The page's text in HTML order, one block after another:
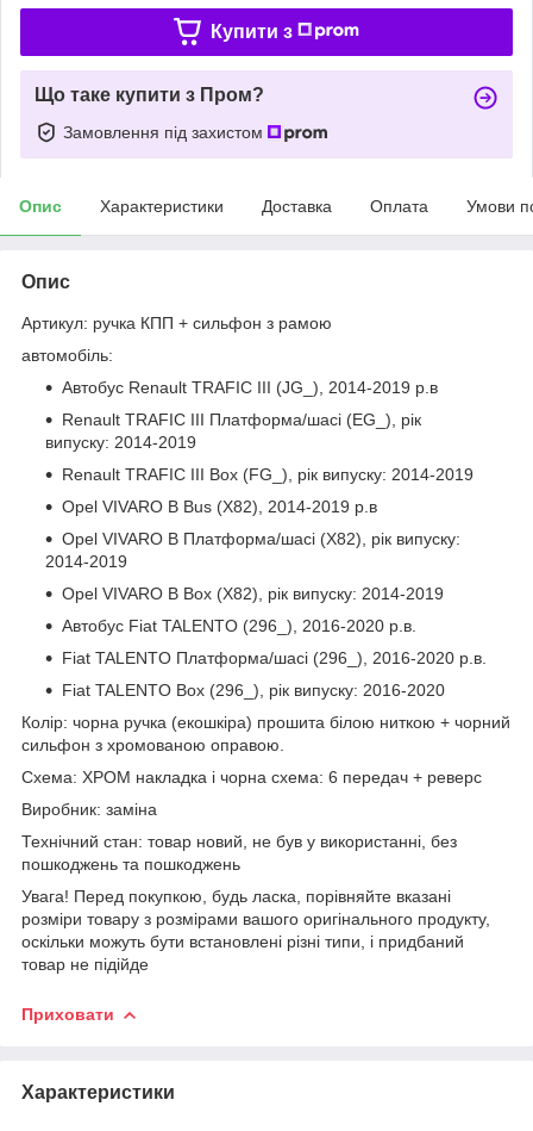
Купити з
Що таке купити з Пром?
Замовлення під захистом
Опис Характеристики Доставка Оплата Умови
Опис
Артикул: ручка КПП + сильфон з рамою
автомобіль:
Автобус Renault TRAFIC III (JG_), 2014-2019 р.в
Renault TRAFIC III Платформа/шасі (EG_), рік
випуску: 2014-2019
Renault TRAFIC III Box (FG_), рік випуску: 2014-2019
Opel VIVARO B Bus (X82), 2014-2019 р.в
Opel VIVARO B Платформа/шасі (X82), рік випуску:
2014-2019
Opel VIVARO B Box (X82), рік випуску: 2014-2019
Автобус Fiat TALENTO (296_), 2016-2020 р.в.
Fiat TALENTO Платформа/шасі (296_), 2016-2020 р.в.
Fiat TALENTO Box (296_), рік випуску: 2016-2020
Колір: чорна ручка (екошкіра) прошита білою ниткою + чорний
сильфон з хромованою оправою.
Схема: ХРОМ накладка і чорна схема: 6 передач + реверс
Виробник: заміна
Технічний стан: товар новий, не був у використанні, без
пошкоджень та пошкоджень
Увага! Перед покупкою, будь ласка, порівняйте вказані
розміри товару з розмірами вашого оригінального продукту,
оскільки можуть бути встановлені різні типи, і придбаний
товар не підійде
Приховати
Характеристики